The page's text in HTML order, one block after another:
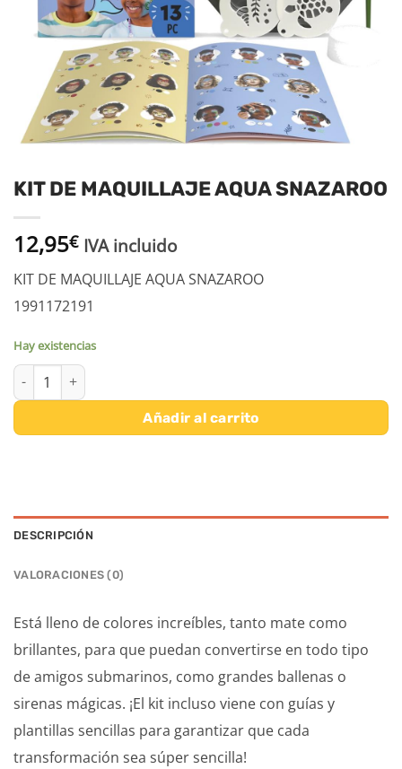
KIT DE MAQUILLAJE AQUA SNAZAROO
12,95€ IVA incluido
KIT DE MAQUILLAJE AQUA SNAZAROO
1991172191
Hay existencias
KIT DE MAQUILLAJE AQUA SNAZAROO cantidad
Añadir al carrito
DESCRIPCIÓN
VALORACIONES (0)
Está lleno de colores increíbles, tanto mate como
brillantes, para que puedan convertirse en todo tipo
de amigos submarinos, como grandes ballenas o
sirenas mágicas. ¡El kit incluso viene con guías y
plantillas sencillas para garantizar que cada
transformación sea súper sencilla!